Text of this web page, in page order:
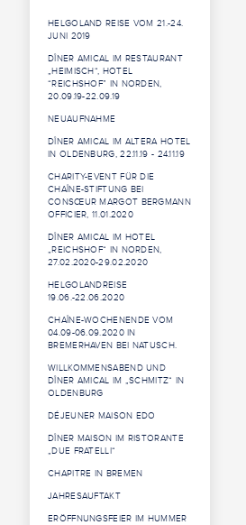
HELGOLAND REISE VOM 21.-24.
JUNI 2019
DÎNER AMICAL IM RESTAURANT
„HEIMISCH“, HOTEL
“REICHSHOF” IN NORDEN,
20.09.19-22.09.19
NEUAUFNAHME
DÎNER AMICAL IM ALTERA HOTEL
IN OLDENBURG, 22.11.19 - 24.11.19
CHARITY-EVENT FÜR DIE
CHAÎNE-STIFTUNG BEI
CONSŒUR MARGOT BERGMANN
OFFICIER, 11.01.2020
DÎNER AMICAL IM HOTEL
„REICHSHOF“ IN NORDEN,
27.02.2020-29.02.2020
HELGOLANDREISE
19.06.-22.06.2020
CHAÎNE-WOCHENENDE VOM
04.09-06.09.2020 IN
BREMERHAVEN BEI NATUSCH.
WILLKOMMENSABEND UND
DÎNER AMICAL IM „SCHMITZ“ IN
OLDENBURG
DÉJEUNER MAISON EDO
DÎNER MAISON IM RISTORANTE
„DUE FRATELLI“
CHAPITRE IN BREMEN
JAHRESAUFTAKT
ERÖFFNUNGSFEIER IM HUMMER